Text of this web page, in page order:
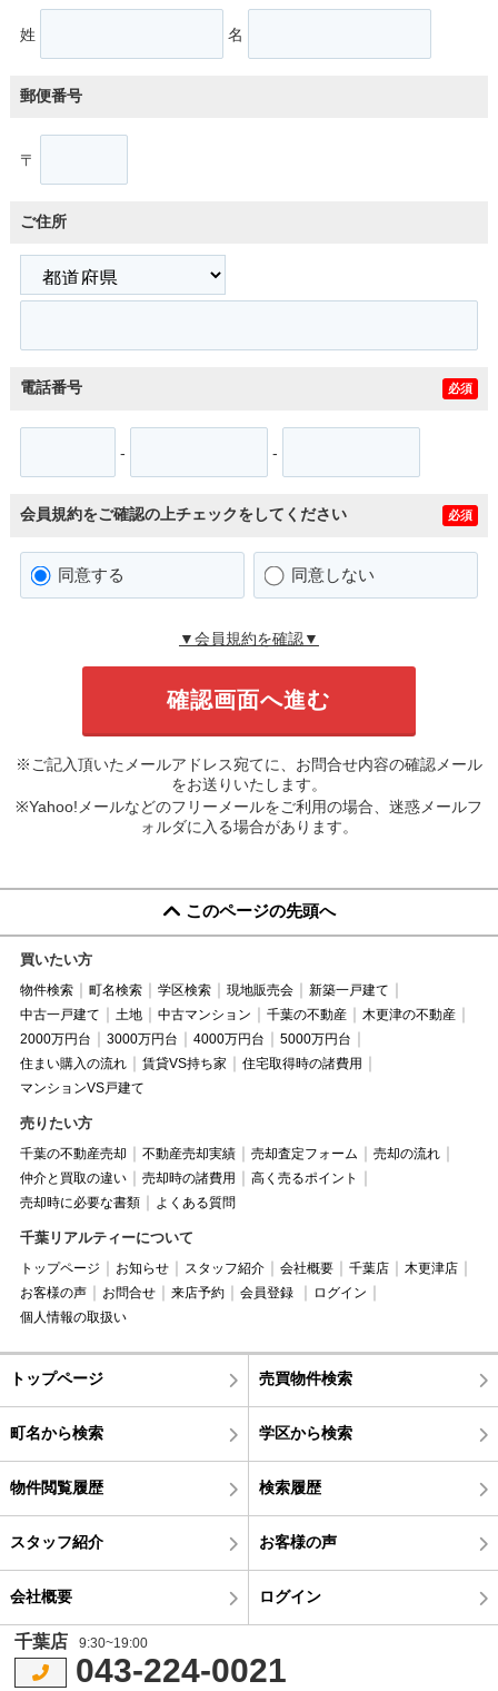
姓 名
郵便番号
〒
ご住所
電話番号 必須
- -
会員規約をご確認の上チェックをしてください 必須
同意する 同意しない
▼会員規約を確認▼
※ご記入頂いたメールアドレス宛てに、お問合せ内容の確認メール
をお送りいたします。
※Yahoo!メールなどのフリーメールをご利用の場合、迷惑メールフ
ォルダに入る場合があります。
このページの先頭へ
買いたい方
物件検索 町名検索 学区検索 現地販売会
新築一戸建て
中古一戸建て
土地 中古マンション 千葉の不動産
木更津の不動産
2000万円台
3000万円台 4000万円台
5000万円台
住まい購入の流れ
賃貸VS持ち家
住宅取得時の諸費用
マンションVS戸建て
売りたい方
千葉の不動産売却 不動産売却実績 売却査定フォーム
売却の流れ
仲介と買取の違い
売却時の諸費用
高く売るポイント
売却時に必要な書類
よくある質問
千葉リアルティーについて
トップページ お知らせ スタッフ紹介 会社概要 千葉店
木更津店
お客様の声
お問合せ 来店予約 会員登録
ログイン
個人情報の取扱い
トップページ 売買物件検索
町名から検索 学区から検索
物件閲覧履歴 検索履歴
スタッフ紹介 お客様の声
会社概要 ログイン
千葉店 9:30~19:00
043-224-0021